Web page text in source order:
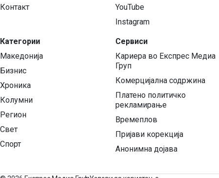
Контакт
Категории
Македонија
Бизнис
Хроника
Колумни
Регион
Свет
Спорт
YouTube
Instagram
Сервиси
Кариера во Експрес Медиа
Груп
Комерцијална содржина
Платено политичко
рекламирање
Времеплов
Пријави корекција
Анонимна дојава